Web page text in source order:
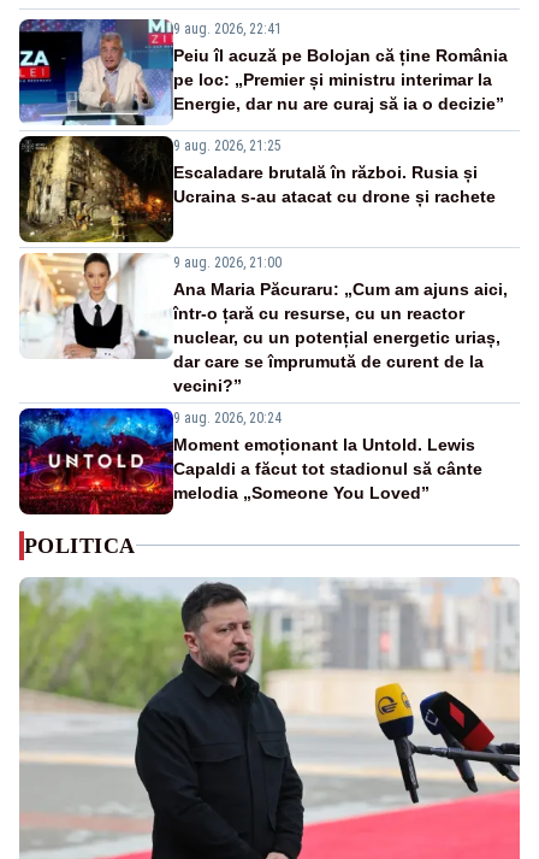
9 aug. 2026, 22:41
Peiu îl acuză pe Bolojan că ține România
pe loc: „Premier și ministru interimar la
Energie, dar nu are curaj să ia o decizie”
9 aug. 2026, 21:25
Escaladare brutală în război. Rusia și
Ucraina s-au atacat cu drone și rachete
9 aug. 2026, 21:00
Ana Maria Păcuraru: „Cum am ajuns aici,
într-o țară cu resurse, cu un reactor
nuclear, cu un potențial energetic uriaș,
dar care se împrumută de curent de la
vecini?”
9 aug. 2026, 20:24
Moment emoționant la Untold. Lewis
Capaldi a făcut tot stadionul să cânte
melodia „Someone You Loved”
POLITICA